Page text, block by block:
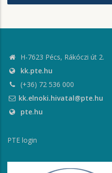
H-7623 Pécs, Rákóczi út 2.
kk.pte.hu
(+36) 72 536 000
kk.elnoki.hivatal@pte.hu
pte.hu
PTE login